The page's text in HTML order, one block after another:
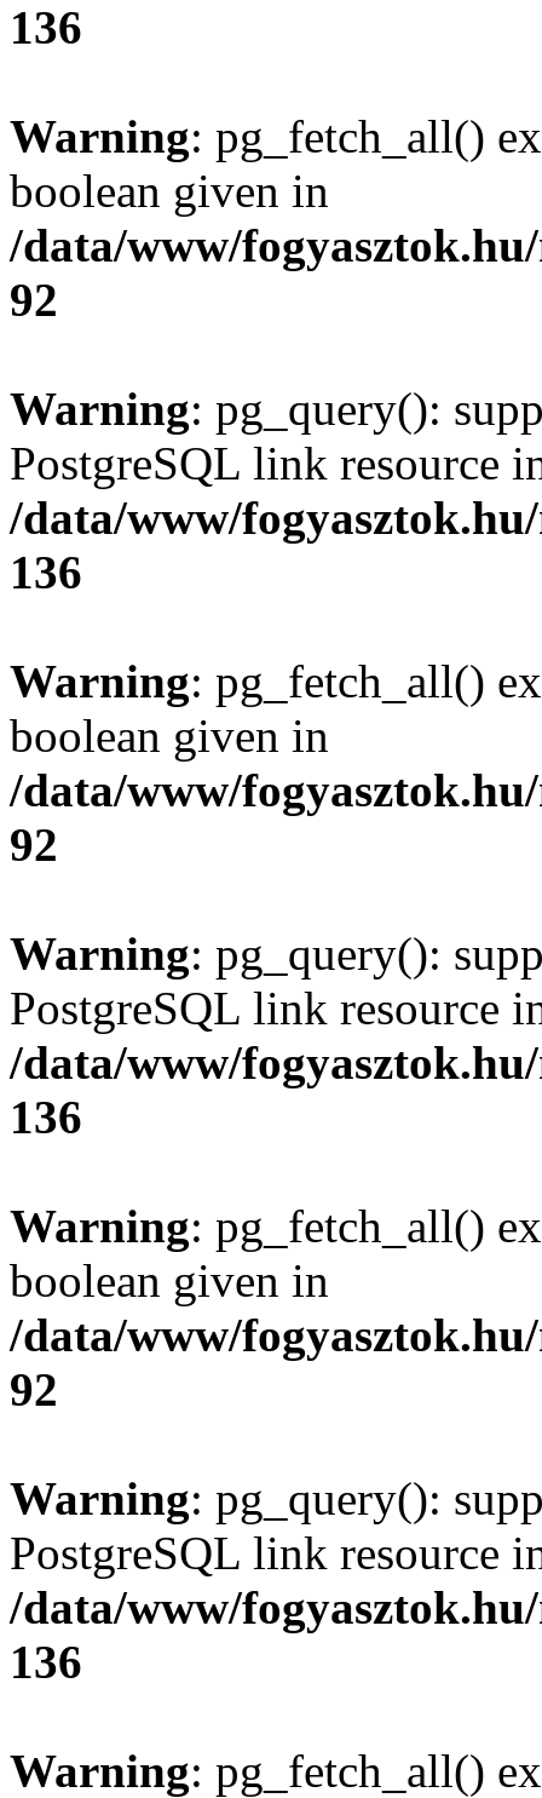
136
Warning: pg_fetch_all()
boolean given in
/data/www/
92
Warning: pg_query():
PostgreSQL link resource
/data/www/
136
Warning: pg_fetch_all()
boolean given in
/data/www/
92
Warning: pg_query():
PostgreSQL link resource
/data/www/
136
Warning: pg_fetch_all()
boolean given in
/data/www/
92
Warning: pg_query():
PostgreSQL link resource
/data/www/
136
Warning: pg_fetch_all()